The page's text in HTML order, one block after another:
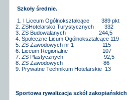
Szkoły średnie.
1. I Liceum Ogólnokształcące 389 pkt
2. ZSHotelarsko Turystycznych 332
3. ZS Budowalanych 244,5
4. Społeczne Licum Ogólnokształcące 119
5. ZS Zawodowych nr 1 115
6. Liceum Regionalne 107
7. ZS Plastycznych 92,5
8. ZS Zawodowych 86
9. Prywatne Technikum Hotelarskie 13
Sportowa rywalizacja szkół zakopiańskich